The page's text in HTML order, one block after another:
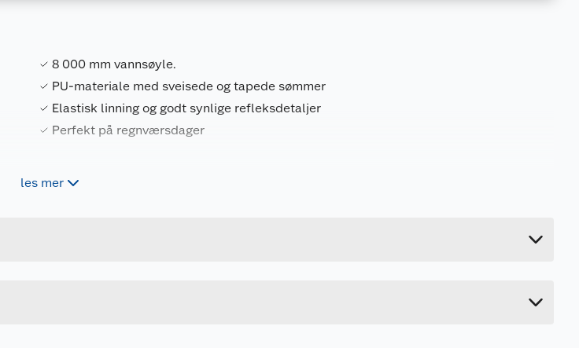
8 000 mm vannsøyle.
PU-materiale med sveisede og tapede sømmer
Elastisk linning og godt synlige refleksdetaljer
Perfekt på regnværsdager
les merForpakningsmål